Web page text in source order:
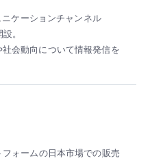
ケーションチャンネル
。
会動向について情報発信を
ォームの日本市場での販売